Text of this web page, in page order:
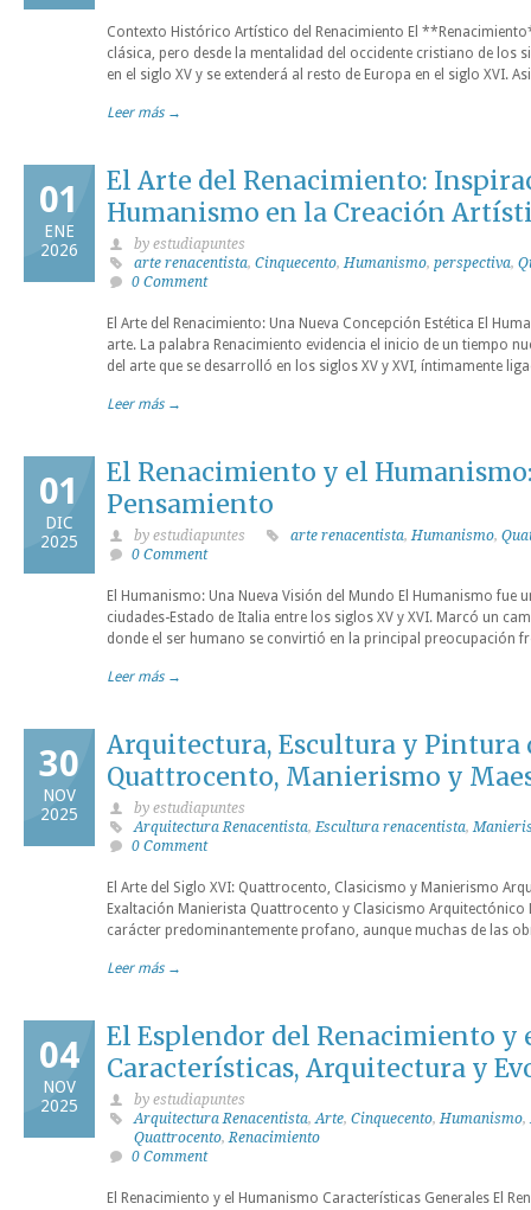
Contexto Histórico Artístico del Renacimiento El
clásica, pero desde la mentalidad del occidente cristiano de
en el siglo XV y se extenderá al resto de Europa en el siglo XVI.
Leer más →
01
ENE
2026
El Arte del Renacimiento:
Humanismo en la Creación
by estudiapuntes
arte renacentista, Cinquecento,Humanismo, perspectiva,
0 Comment
El Arte del Renacimiento: Una Nueva Concepción Estética El
arte. La palabra Renacimiento evidencia el inicio de un tiempo
del arte que se desarrolló en los siglos XV y XVI, íntimamente
Leer más →
01
DIC
2025
El Renacimiento y el
Pensamiento
by estudiapuntes arte renacentista,Humanismo,
0 Comment
El Humanismo: Una Nueva Visión del Mundo El Humanismo fue
ciudades-Estado de Italia entre los siglos XV y XVI. Marcó un
donde el ser humano se convirtió en la principal preocupación
Leer más →
30
NOV
2025
Arquitectura, Escultura y Pintura
Quattrocento, Manierismo y
by estudiapuntes
Arquitectura Renacentista,Escultura renacentista,
0 Comment
El Arte del Siglo XVI: Quattrocento, Clasicismo y Manierismo
Exaltación Manierista Quattrocento y Clasicismo
carácter predominantemente profano, aunque muchas de las
Leer más →
04
NOV
2025
El Esplendor del Renacimiento y
Características, Arquitectura y
by estudiapuntes
Arquitectura Renacentista,Arte, Cinquecento,Humanismo,
Quattrocento,Renacimiento
0 Comment
El Renacimiento y el Humanismo Características Generales El